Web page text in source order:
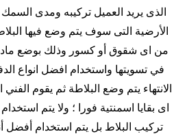
الذى يريد العميل تركيبه ومدى
الأرضية التى سوف يتم وضع فيها
من اى شقوق أو كسور وذلك بوضع مادة
في تسويتها واستخدام افضل انواع
الانتهاء يتم وضع البلاطة ثم يقوم
اى بقايا اسمنتية فورا ؛ ولا يتم
تركيب البلاط بل يتم استخدام أفضل